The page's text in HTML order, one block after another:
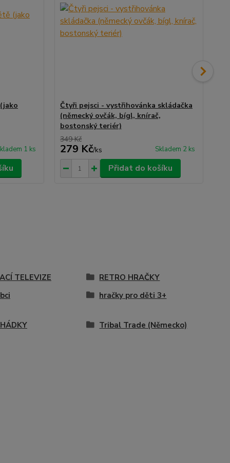
1 ks
Čtyři pejsci - vystřihovánka skládačka
(německý ovčák, bígl, knírač,
bostonský teriér)
349 Kč
279 Kč/ks Skladem 2 ks
Přidat do košíku
TELEVIZE
RETRO HRAČKY
hračky pro děti 3+
Tribal Trade (Německo)